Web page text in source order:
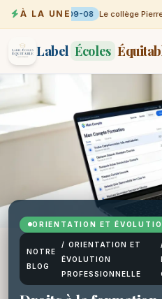
À LA UNE09-08 Le collège
Label Écoles
ORIENTATION ET
NOTRE
BLOG
/ ORIENTATION ET
ÉVOLUTION
PROFESSIONNELLE